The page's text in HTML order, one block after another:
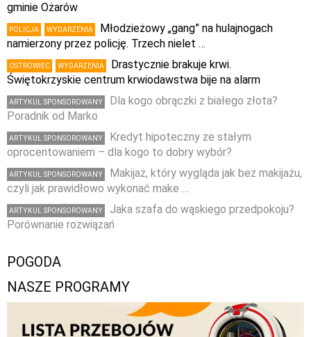
gminie Ożarów
POLICJA WYDARZENIA
Młodzieżowy „gang” na hulajnogach
namierzony przez policję. Trzech nielet …
OSTROWIEC WYDARZENIA
Drastycznie brakuje krwi.
Świętokrzyskie centrum krwiodawstwa bije na alarm
ARTYKUŁ SPONSOROWANY
Dla kogo obrączki z białego złota?
Poradnik od Marko
ARTYKUŁ SPONSOROWANY
Kredyt hipoteczny ze stałym
oprocentowaniem – dla kogo to dobry wybór?
ARTYKUŁ SPONSOROWANY
Makijaż, który wygląda jak bez makijażu,
czyli jak prawidłowo wykonać make …
ARTYKUŁ SPONSOROWANY
Jaka szafa do wąskiego przedpokoju?
Porównanie rozwiązań
POGODA
NASZE PROGRAMY